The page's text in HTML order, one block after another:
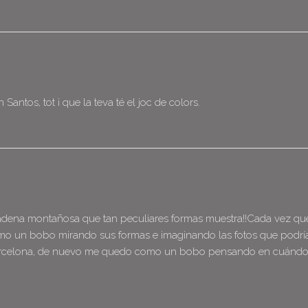
Santos, tot i que la teva té el joc de colors.
montañosa que tan peculiares formas muestra!!Cada vez
un bobo mirando sus formas e imaginando las fotos que
de nuevo me quedo como un bobo pensando en cuándo